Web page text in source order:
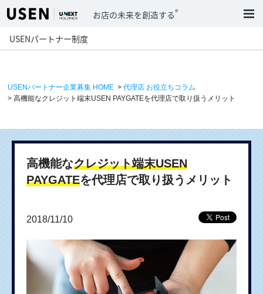
お店の未来を創造する®
USENパートナー制度
USENパートナー企業募集 HOME > 代理店 お役立ちコラム
> 高機能なクレジット端末USEN PAYGATEを代理店で取り扱うメリット
高機能なクレジット端末USEN
PAYGATEを代理店で取り扱うメリット
2018/11/10